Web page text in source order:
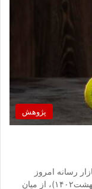
پژوهش
رسانه امروز
(emrc)، در بازه زمانی (نیمه فروردین-نیمه اردیبهشت۱۴۰۲)، از میان